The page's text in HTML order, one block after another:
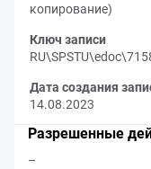
копирование)
Ключ записи
Дата создания
14.08.2023
Разрешенные
–